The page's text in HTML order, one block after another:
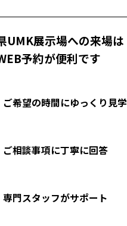
UMK展示場への来場は
予約が便利です
ご希望の時間にゆっくり見学
ご相談事項に丁寧に回答
専門スタッフがサポート